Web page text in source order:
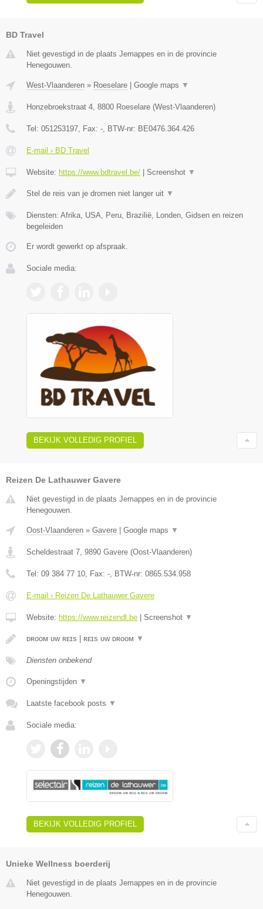
BD Travel
Niet gevestigd in de plaats Jemappes en in de provincie
Henegouwen.
West-Vlaanderen » Roeselare | Google maps ▼
Honzebroekstraat 4 8800 Roeselare (West-Vlaanderen)
Tel: 051253197 , Fax: - , BTW-nr: BE0476.364.426
E-mail › BD Travel
Website: https://www.bdtravel.be/ | Screenshot ▼
Stel de reis van je dromen niet langer uit ▼
Diensten: Afrika, USA, Peru, Brazilië, Londen, Gidsen en reizen
begeleiden
Er wordt gewerkt op afspraak.
Sociale media:
BEKIJK VOLLEDIG PROFIEL
Reizen De Lathauwer Gavere
Niet gevestigd in de plaats Jemappes en in de provincie
Henegouwen.
Oost-Vlaanderen » Gavere Google maps ▼
Scheldestraat 7, 9890 Gavere (Oost-Vlaanderen)
Tel: 09 384 77 10, Fax: -, BTW-nr: 0865.534.958
E-mail › Reizen De Lathauwer Gavere
Website: https://www.reizendl.be Screenshot ▼
ᴅʀᴏᴏᴍ ᴜᴡ ʀᴇɪs | ʀᴇɪs ᴜᴡ ᴅʀᴏᴏᴍ ▼
Diensten onbekend
Openingstijden ▼
Laatste facebook posts ▼
Sociale media:
BEKIJK VOLLEDIG PROFIEL
Unieke Wellness boerderij
Niet gevestigd in de plaats Jemappes en in de provincie
Henegouwen.